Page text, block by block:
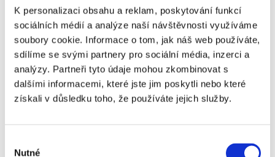
K personalizaci obsahu a reklam, poskytování funkcí
sociálních médií a analýze naší návštěvnosti využíváme
soubory cookie. Informace o tom, jak náš web používáte,
sdílíme se svými partnery pro sociální média, inzerci a
analýzy. Partneři tyto údaje mohou zkombinovat s
dalšími informacemi, které jste jim poskytli nebo které
získali v důsledku toho, že používáte jejich služby.
Nutné